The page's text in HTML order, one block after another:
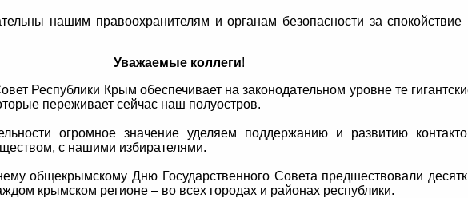
нашим правоохранителям и органам безопасности за спокойствие
Уважаемые коллеги!
Республики Крым обеспечивает на законодательном уровне те
переживает сейчас наш полуостров.
огромное значение уделяем поддержанию и развитию
с нашими избирателями.
общекрымскому Дню Государственного Совета предшествовали
крымском регионе – во всех городах и районах республики.